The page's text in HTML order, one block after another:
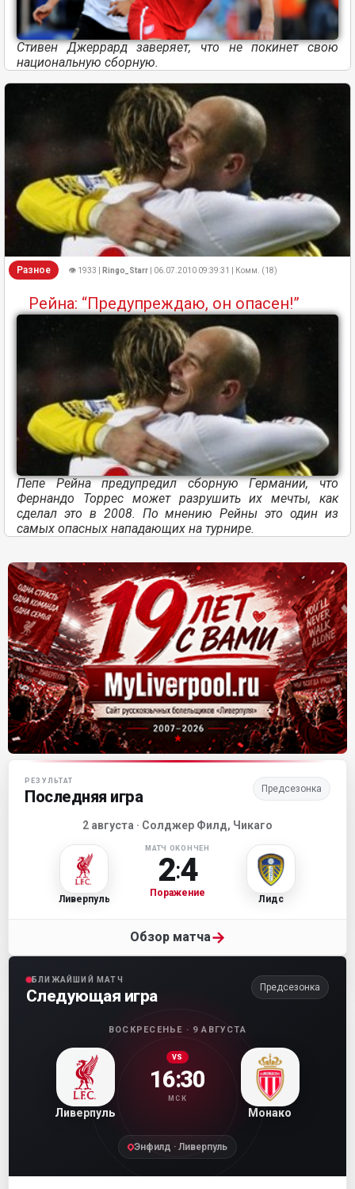
Стивен Джеррард заверяет, что не покинет свою
национальную сборную.
Разное 👁 1933 | Ringo_Starr | 06.07.2010 09:39:31 | Комм. (18)
Рейна: “Предупреждаю, он опасен!”
Пепе Рейна предупредил сборную Германии, что
Фернандо Торрес может разрушить их мечты, как
сделал это в 2008. По мнению Рейны это один из
самых опасных нападающих на турнире.
Матч-центр «Ливерпуля»
РЕЗУЛЬТАТ
Последняя игра Предсезонка
2 августа · Солджер Филд, Чикаго
Ливерпуль
МАТЧ ОКОНЧЕН
2:4
Поражение
Лидс
Обзор матча→
БЛИЖАЙШИЙ МАТЧ
Следующая игра Предсезонка
ВОСКРЕСЕНЬЕ · 9 АВГУСТА
Ливерпуль
VS
16:30
МСК
Монако
Энфилд · Ливерпуль